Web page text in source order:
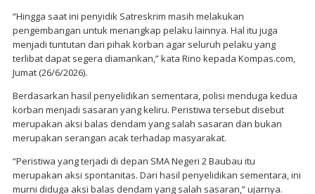
“Hingga saat ini penyidik Satreskrim masih melakukan
pengembangan untuk menangkap pelaku lainnya. Hal itu juga
menjadi tuntutan dari pihak korban agar seluruh pelaku yang
terlibat dapat segera diamankan,” kata Rino kepada Kompas.com,
Jumat (26/6/2026).
Berdasarkan hasil penyelidikan sementara, polisi menduga kedua
korban menjadi sasaran yang keliru. Peristiwa tersebut disebut
merupakan aksi balas dendam yang salah sasaran dan bukan
merupakan serangan acak terhadap masyarakat.
“Peristiwa yang terjadi di depan SMA Negeri 2 Baubau itu
merupakan aksi spontanitas. Dari hasil penyelidikan sementara, ini
murni diduga aksi balas dendam yang salah sasaran,” ujarnya.